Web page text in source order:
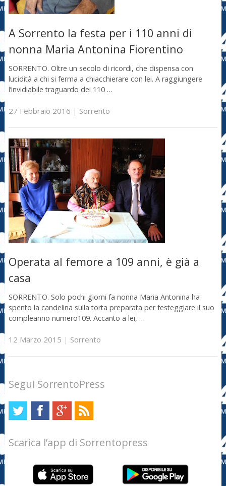
A Sorrento la festa per i 110 anni di
nonna Maria Antonina Fiorentino
SORRENTO. Oltre un secolo di ricordi, che dispensa con
lucidità a chi si ferma a chiacchierare con lei. A raggiungere
l’invidiabile traguardo dei 110 …
27 Febbraio 2016 | Sorrento
Operata al femore a 109 anni, è già a
casa
SORRENTO. Solo pochi giorni fa nonna Maria Antonina ha
spento la candelina sulla torta preparata per festeggiare il suo
compleanno numero109. Accanto a lei, …
12 Marzo 2015 | Sorrento
Segui SorrentoPress
Scarica l’app di Sorrentopress